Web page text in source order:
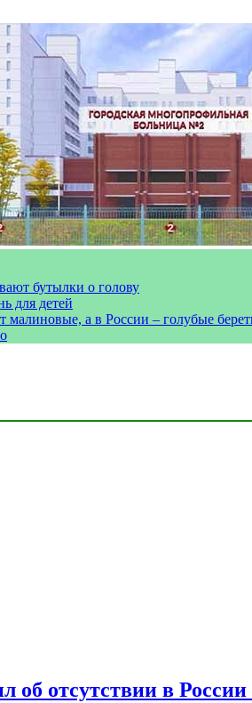
бутылки о голову
для детей
малиновые, а в России – голубые
об отсутствии в